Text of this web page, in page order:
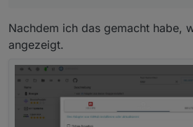
Nachdem ich das gemacht habe,
angezeigt.